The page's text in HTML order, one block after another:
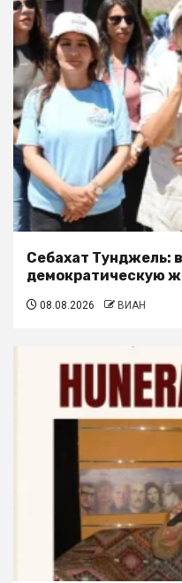
Себахат Тунджель:
демократическую
08.08.2026 ВИАН